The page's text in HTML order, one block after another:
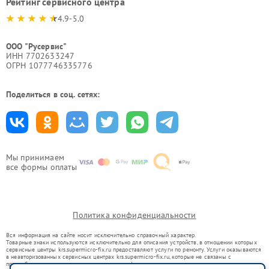
Мы принимаем
все формы оплаты
4.9-5.0
ООО "Русервис"
ИНН 7702633247
ОГРН 1077746335776
Поделиться в соц. сетях:
Политика конфиденциальности
Вся информация на сайте носит исключительно справочный характер.
Товарные знаки используются исключительно для описания устройств, в отношении которых
сервисные центры krs.supermicro-fix.ru предоставляют услуги по ремонту. Услуги оказываются
в неавторизованных сервисных центрах krs.supermicro-fix.ru, которые не связаны с
правообладателями товарных знаков или их официальными представителями.